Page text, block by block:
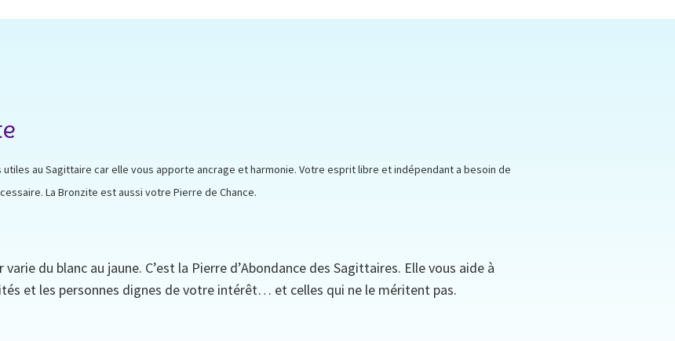
au Sagittaire car elle vous apporte ancrage et harmonie. Votre esprit libre et indépendant a besoin de
La Bronzite est aussi votre Pierre de Chance.
du blanc au jaune. C’est la Pierre d’Abondance des Sagittaires. Elle vous aide à
et les personnes dignes de votre intérêt… et celles qui ne le méritent pas.